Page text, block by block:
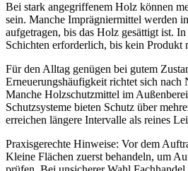
Bei stark angegriffenem Holz können
sein. Manche Imprägniermittel werden
aufgetragen, bis das Holz gesättigt ist.
Schichten erforderlich, bis kein Produkt
Für den Alltag genügen bei gutem
Erneuerungshäufigkeit richtet sich nach
Manche Holzschutzmittel im
Schutzsysteme bieten Schutz über
erreichen längere Intervalle als reines
Praxisgerechte Hinweise: Vor dem
Kleine Flächen zuerst behandeln, um